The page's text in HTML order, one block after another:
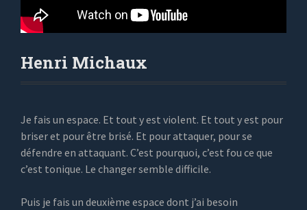
Henri Michaux
Je fais un espace. Et tout y est violent. Et tout y est pour
briser et pour être brisé. Et pour attaquer, pour se
défendre en attaquant. C’est pourquoi, c’est fou ce que
c’est tonique. Le changer semble difficile.
Puis je fais un deuxième espace dont j’ai besoin